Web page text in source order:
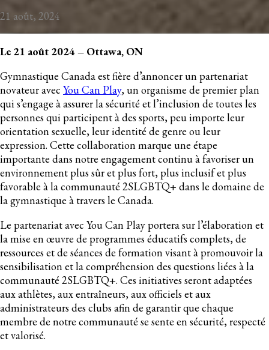
21 août, 2024
Le 21 août 2024 – Ottawa, ON
Gymnastique Canada est fière d’annoncer un partenariat
novateur avec You Can Play, un organisme de premier plan
qui s’engage à assurer la sécurité et l’inclusion de toutes les
personnes qui participent à des sports, peu importe leur
orientation sexuelle, leur identité de genre ou leur
expression. Cette collaboration marque une étape
importante dans notre engagement continu à favoriser un
environnement plus sûr et plus fort, plus inclusif et plus
favorable à la communauté 2SLGBTQ+ dans le domaine de
la gymnastique à travers le Canada.
Le partenariat avec You Can Play portera sur l’élaboration et
la mise en œuvre de programmes éducatifs complets, de
ressources et de séances de formation visant à promouvoir la
sensibilisation et la compréhension des questions liées à la
communauté 2SLGBTQ+. Ces initiatives seront adaptées
aux athlètes, aux entraîneurs, aux officiels et aux
administrateurs des clubs afin de garantir que chaque
membre de notre communauté se sente en sécurité, respecté
et valorisé.